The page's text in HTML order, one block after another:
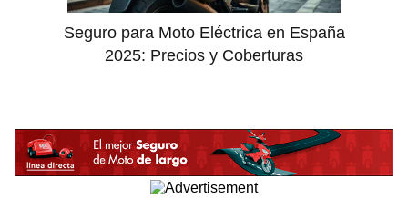
Seguro para Moto Eléctrica en España
2025: Precios y Coberturas